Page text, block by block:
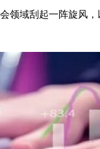
域刮起一阵旋风，